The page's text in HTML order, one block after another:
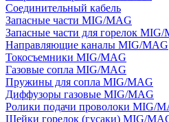
Соединительный кабель
Запасные части MIG/MAG
Запасные части для горелок MIG/
Направляющие каналы MIG/MAG
Токосъемники MIG/MAG
Газовые сопла MIG/MAG
Пружины для сопла MIG/MAG
Диффузоры газовые MIG/MAG
Ролики подачи проволоки MIG/
Шейки горелок (гусаки) MIG/